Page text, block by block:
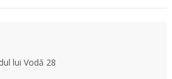
lui Vodă 28